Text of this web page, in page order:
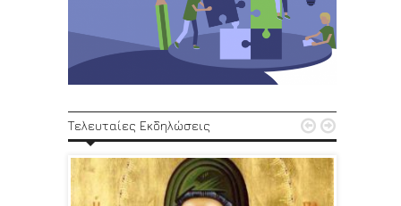
Τελευταίες Εκδηλώσεις  